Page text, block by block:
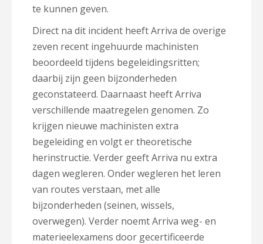
te kunnen geven.
Direct na dit incident heeft Arriva de overige
zeven recent ingehuurde machinisten
beoordeeld tijdens begeleidingsritten;
daarbij zijn geen bijzonderheden
geconstateerd. Daarnaast heeft Arriva
verschillende maatregelen genomen. Zo
krijgen nieuwe machinisten extra
begeleiding en volgt er theoretische
herinstructie. Verder geeft Arriva nu extra
dagen wegleren. Onder wegleren het leren
van routes verstaan, met alle
bijzonderheden (seinen, wissels,
overwegen). Verder noemt Arriva weg- en
materieelexamens door gecertificeerde